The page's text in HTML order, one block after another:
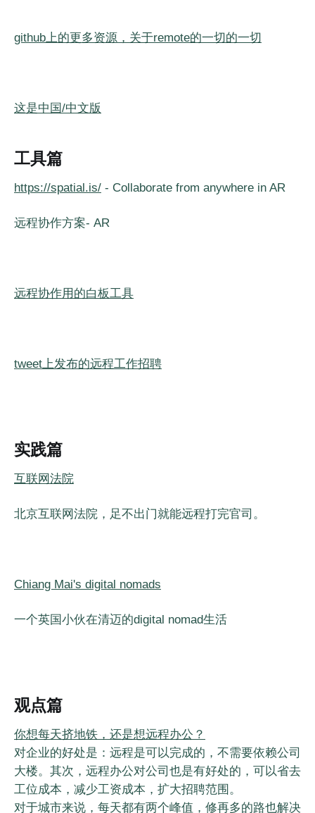
github上的更多资源，关于remote的一切的一切
这是中国/中文版
工具篇
https://spatial.is/ - Collaborate from anywhere in AR
远程协作方案- AR
远程协作用的白板工具
tweet上发布的远程工作招聘
实践篇
互联网法院
北京互联网法院，足不出门就能远程打完官司。
Chiang Mai's digital nomads
一个英国小伙在清迈的digital nomad生活
观点篇
你想每天挤地铁，还是想远程办公？
对企业的好处是：远程是可以完成的，不需要依赖公司
大楼。其次，远程办公对公司也是有好处的，可以省去
工位成本，减少工资成本，扩大招聘范围。
对于城市来说，每天都有两个峰值，修再多的路也解决